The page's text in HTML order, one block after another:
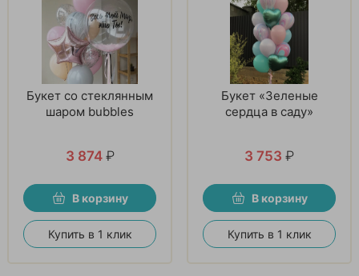
Букет со стеклянным
шаром bubbles
3 874 ₽
В корзину
Купить в 1 клик
Букет «Зеленые
сердца в саду»
3 753 ₽
В корзину
Купить в 1 клик